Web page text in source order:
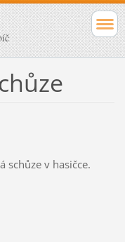
schůze v hasičce.